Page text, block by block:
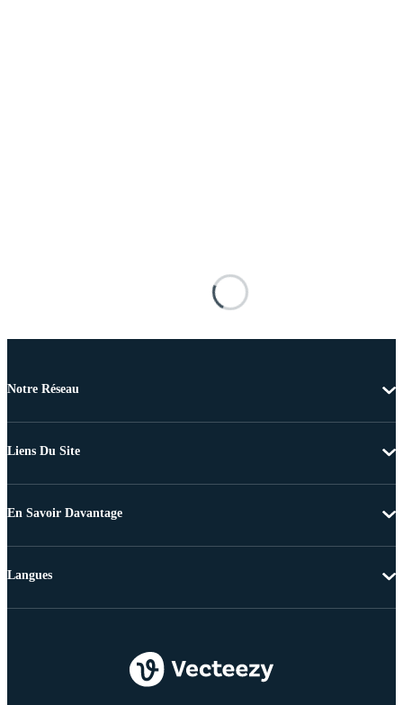
Notre Réseau
Liens Du Site
En Savoir Davantage
Langues